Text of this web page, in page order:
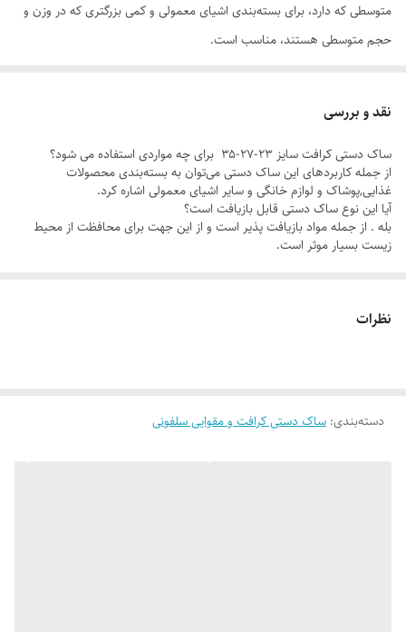
متوسطی که دارد، برای بسته‌بندی اشیای معمولی و کمی بزرگتری که در وزن و
حجم متوسطی هستند، مناسب است.
مقاومت دارند. از جمله کاربردهای این ساک دستی، می‌توان به بسته‌بندی
محصولات غذایی، لوازم خانگی، پوشاک و سایر اشیای معمولی اشاره کرد.
به عنوان یک گزینه پایدار، ساک دستی کرافت سایز ۳۶×۲۴×۲۰ به عنوان
جایگزینی برای ساک‌های پلاستیکی استفاده می‌شود. این
محیط زیست کمترین آسیب را به همراه دارد و در برابر تجزیه و تحلیل زیستی
و حفظ منابع طبیعی بسیار مؤثر است.
نقد و بررسی
ساک دستی کرافت سایز ۲۳-۲۷-۳۵ برای چه مواردی استفاده می شود؟
از جمله کاربردهای این ساک دستی می‌توان به بسته‌بندی محصولات
غذایی,پوشاک و لوازم خانگی و سایر اشیای معمولی اشاره کرد.
آیا این نوع ساک دستی قابل بازیافت است؟
بله . از جمله مواد بازیافت پذیر است و از این جهت برای محافظت از محیط
زیست بسیار موثر است.
نظرات
دسته‌بندی: ساک دستی کرافت و مقوایی سلفونی